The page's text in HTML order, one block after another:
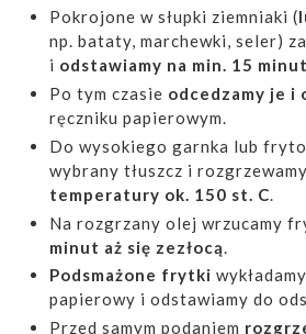
Pokrojone w słupki ziemniaki (
np. bataty, marchewki, seler)
i odstawiamy na min. 15 minut
Po tym czasie odcedzamy je i
ręczniku papierowym.
Do wysokiego garnka lub
wybrany tłuszcz i
temperatury ok. 150 st. C.
Na rozgrzany olej wrzucamy
minut aż się zezłocą.
Podsmażone frytki
papierowy i odstawiamy do
Przed samym podaniem